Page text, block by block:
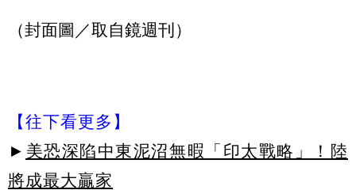
（封面圖／取自鏡週刊）
【往下看更多】
► 美恐深陷中東泥沼無暇「印太戰略」！陸
將成最大贏家